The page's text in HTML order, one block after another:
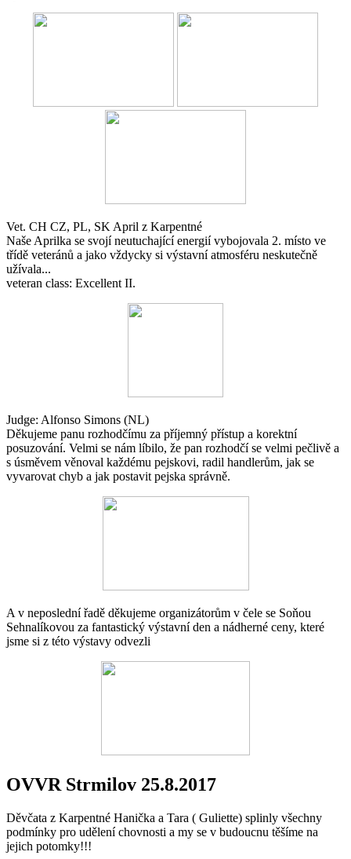
Vet. CH CZ, PL, SK April z Karpentné
Naše Aprilka se svojí neutuchající energií vybojovala 2. místo ve
třídě veteránů a jako vždycky si výstavní atmosféru neskutečně
užívala...
veteran class: Excellent II.
Judge: Alfonso Simons (NL)
Děkujeme panu rozhodčímu za příjemný přístup a korektní
posuzování. Velmi se nám líbilo, že pan rozhodčí se velmi pečlivě a
s úsměvem věnoval každému pejskovi, radil handlerům, jak se
vyvarovat chyb a jak postavit pejska správně.
A v neposlední řadě děkujeme organizátorům v čele se Soňou
Sehnalíkovou za fantastický výstavní den a nádherné ceny, které
jsme si z této výstavy odvezli
OVVR Strmilov 25.8.2017
Děvčata z Karpentné Hanička a Tara ( Guliette) splinly všechny
podmínky pro udělení chovnosti a my se v budoucnu těšíme na
jejich potomky!!!